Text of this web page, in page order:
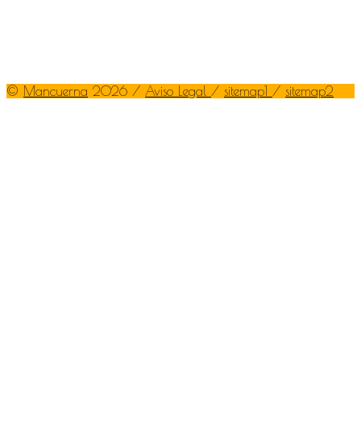
© Mancuerna 2026 / Aviso Legal / sitemap1 / sitemap2